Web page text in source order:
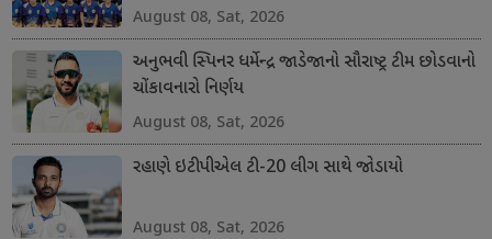
August 08, Sat, 2026
અનુભવી સ્પિનર ધર્મેન્દ્ર જાડેજાનો સૌરાષ્ટ્ર ટીમ છોડવાનો
ચોંકાવનારો નિર્ણય
August 08, Sat, 2026
રહાણે ઇટીપીએલ ટી-20 લીગ સાથે જોડાયો
August 08, Sat, 2026